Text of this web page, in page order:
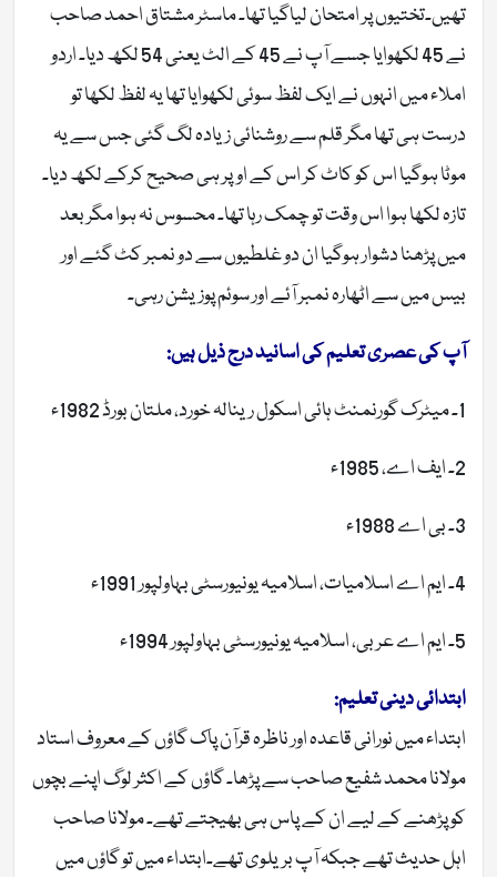
تھیں۔تختیوں پر امتحان لیاگیا تھا۔ ماسٹر مشتاق احمد صاحب
نے 45 لکھوایا جسے آپ نے 45 کے الٹ یعنی 54 لکھ دیا۔ اردو
املاء میں انہوں نے ایک لفظ سوئی لکھوایا تھا یہ لفظ لکھا تو
درست ہی تھا مگر قلم سے روشنائی زیادہ لگ گئی جس سے یہ
موٹا ہوگیا اس کو کاٹ کر اس کے اوپر ہی صحیح کرکے لکھ دیا۔
تازہ لکھا ہوا اس وقت تو چمک رہا تھا۔ محسوس نہ ہوا مگر بعد
میں پڑھنا دشوار ہوگیا ان دو غلطیوں سے دو نمبر کٹ گئے اور
بیس میں سے اٹھارہ نمبر آئے اور سوئم پوزیشن رہی۔
آپ کی عصری تعلیم کی اسانید درج ذیل ہیں:
1۔ میٹرک گورنمنٹ ہائی اسکول رینالہ خورد، ملتان بورڈ 1982ء
2۔ ایف اے، 1985ء
3۔ بی اے 1988ء
4۔ ایم اے اسلامیات، اسلامیہ یونیورسٹی بہاولپور 1991ء
5۔ ایم اے عربی، اسلامیہ یونیورسٹی بہاولپور 1994ء
ابتدائی دینی تعلیم:
ابتداء میں نورانی قاعدہ اور ناظرہ قرآن پاک گاؤں کے معروف استاد
مولانا محمد شفیع صاحب سے پڑھا۔ گاؤں کے اکثر لوگ اپنے بچوں
کو پڑھنے کے لیے ان کے پاس ہی بھیجتے تھے۔ مولانا صاحب
اہل حدیث تھے جبکہ آپ بریلوی تھے۔ابتداء میں تو گاؤں میں